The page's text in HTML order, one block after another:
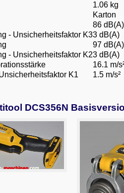
1.06 kg
Karton
86 dB(A)
- Unsicherheitsfaktor K33 dB(A)
97 dB(A)
- Unsicherheitsfaktor K23 dB(A)
16.1 m/
K1
1.5 m/s²
DCS356N